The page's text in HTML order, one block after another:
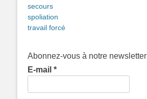
secours
spoliation
travail forcé
Abonnez-vous à notre newsletter
E-mail *